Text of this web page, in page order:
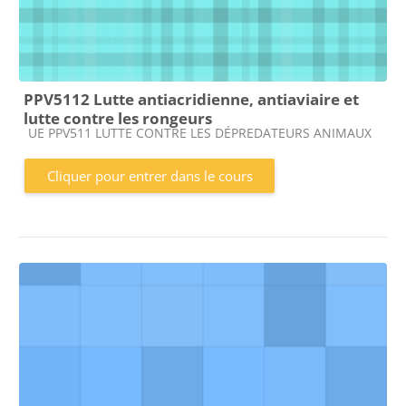
PPV5112 Lutte antiacridienne, antiaviaire et
lutte contre les rongeurs
Catégorie de cours
UE PPV511 LUTTE CONTRE LES DÉPREDATEURS ANIMAUX
Cliquer pour entrer dans le cours